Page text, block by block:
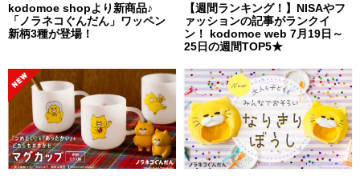
kodomoe shopより新商品♪
「ノラネコぐんだん」ワッペン
新柄3種が登場！
【週間ランキング！】NISAやフ
ァッションの記事がランクイ
ン！ kodomoe web 7月19日～
25日の週間TOP5★